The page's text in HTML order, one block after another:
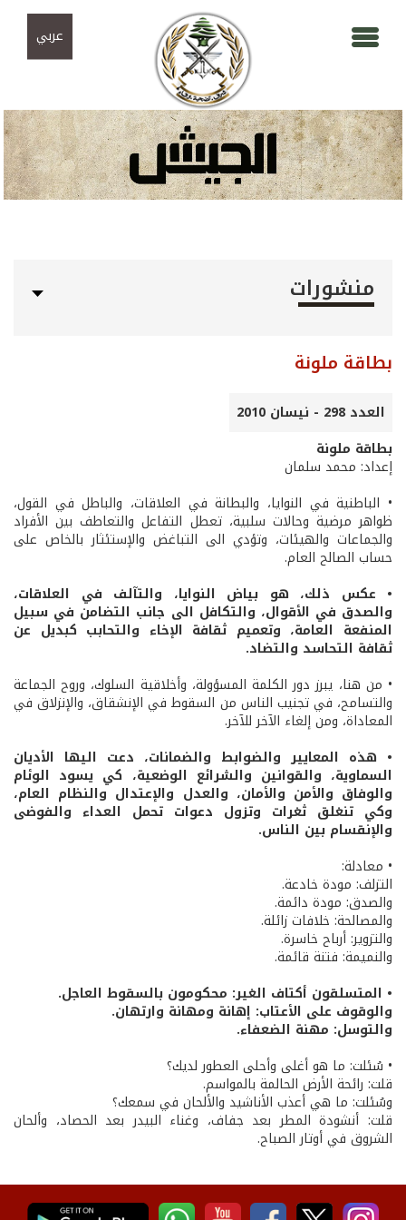
عربي
منشورات
بطاقة ملونة
العدد 298 - نيسان 2010
بطاقة ملونة
إعداد: محمد سلمان
• الباطنية في النوايا، والبطانة في العلاقات، والباطل في القول،
ظواهر مرضية وحالات سلبية، تعطل التفاعل والتعاطف بين الأفراد
والجماعات والهيئات، وتؤدي الى التباغض والإستئثار بالخاص على
حساب الصالح العام.
• عكس ذلك، هو بياض النوايا، والتآلف في العلاقات،
والصدق في الأقوال، والتكافل الى جانب التضامن في سبيل
المنفعة العامة، وتعميم ثقافة الإخاء والتحابب كبديل عن
ثقافة التحاسد والتضاد.
• من هنا، يبرز دور الكلمة المسؤولة، وأخلاقية السلوك، وروح الجماعة
والتسامح، في تجنيب الناس من السقوط في الإنشقاق، والإنزلاق في
المعاداة، ومن إلغاء الآخر للآخر.
• هذه المعايير والضوابط والضمانات، دعت اليها الأديان
السماوية، والقوانين والشرائع الوضعية، كي يسود الوئام
والوفاق والأمن والأمان، والعدل والإعتدال والنظام العام،
وكي تنغلق ثغرات وتزول دعوات تحمل العداء والفوضى
والإنقسام بين الناس.
• معادلة:
التزلف: مودة خادعة.
والصدق: مودة دائمة.
والمصالحة: خلافات زائلة.
والتزوير: أرباح خاسرة.
والنميمة: فتنة قائمة.
• المتسلقون أكتاف الغير: محكومون بالسقوط العاجل.
والوقوف على الأعتاب: إهانة ومهانة وارتهان.
والتوسل: مهنة الضعفاء.
• سُئلت: ما هو أغلى وأحلى العطور لديك؟
قلت: رائحة الأرض الحالمة بالمواسم.
وسُئلت: ما هي أعذب الأناشيد والألحان في سمعك؟
قلت: أنشودة المطر بعد جفاف، وغناء البيدر بعد الحصاد، وألحان
الشروق في أوتار الصباح.